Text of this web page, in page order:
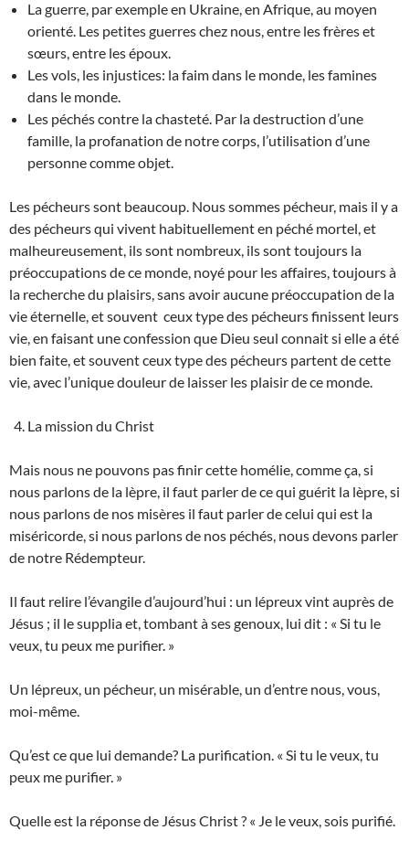
La guerre, par exemple en Ukraine, en Afrique, au moyen
orienté. Les petites guerres chez nous, entre les frères et
sœurs, entre les époux.
Les vols, les injustices: la faim dans le monde, les famines
dans le monde.
Les péchés contre la chasteté. Par la destruction d’une
famille, la profanation de notre corps, l’utilisation d’une
personne comme objet.
Les pécheurs sont beaucoup. Nous sommes pécheur, mais il y a
des pécheurs qui vivent habituellement en péché mortel, et
malheureusement, ils sont nombreux, ils sont toujours la
préoccupations de ce monde, noyé pour les affaires, toujours à
la recherche du plaisirs, sans avoir aucune préoccupation de la
vie éternelle, et souvent ceux type des pécheurs finissent leurs
vie, en faisant une confession que Dieu seul connait si elle a été
bien faite, et souvent ceux type des pécheurs partent de cette
vie, avec l’unique douleur de laisser les plaisir de ce monde.
La mission du Christ
Mais nous ne pouvons pas finir cette homélie, comme ça, si
nous parlons de la lèpre, il faut parler de ce qui guérit la lèpre, si
nous parlons de nos misères il faut parler de celui qui est la
miséricorde, si nous parlons de nos péchés, nous devons parler
de notre Rédempteur.
Il faut relire l’évangile d’aujourd’hui : un lépreux vint auprès de
Jésus ; il le supplia et, tombant à ses genoux, lui dit : « Si tu le
veux, tu peux me purifier. »
Un lépreux, un pécheur, un misérable, un d’entre nous, vous,
moi-même.
Qu’est ce que lui demande? La purification. « Si tu le veux, tu
peux me purifier. »
Quelle est la réponse de Jésus Christ ? « Je le veux, sois purifié.